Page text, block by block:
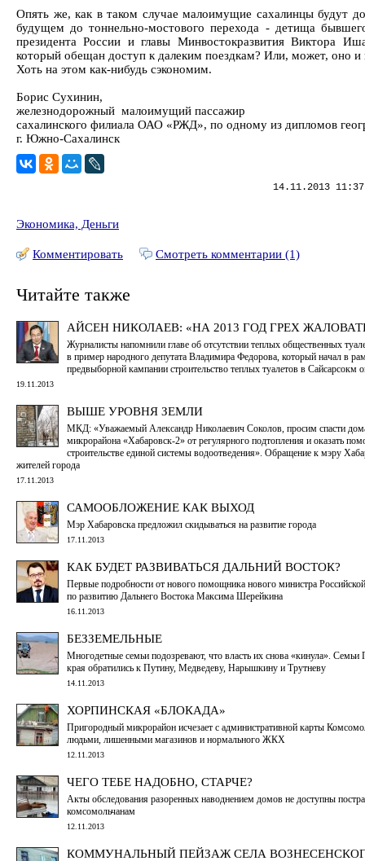
Опять же, как в таком случае малоимущие сахалинцы будут
будущем до тоннельно-мостового перехода - детища
президента России и главы Минвостокразвития Виктора
который обещан доступ к далеким поездкам? Или, может, оно
Хоть на этом как-нибудь сэкономим.
Борис Сухинин,
железнодорожный малоимущий пассажир
сахалинского филиала ОАО «РЖД», по одному из дипломов
г. Южно-Сахалинск
14.11.2013
Экономика, Деньги
Комментировать Смотреть комментарии (1)
Читайте также
АЙСЕН НИКОЛАЕВ: «НА 2013 ГОД ГРЕХ
Журналисты напомнили главе об отсутствии теплых общественных
в пример народного депутата Владимира Федорова, который начал в
предвыборной кампании строительство теплых туалетов в Сайсарсокм
19.11.2013
ВЫШЕ УРОВНЯ ЗЕМЛИ
МКД: «Уважаемый Александр Николаевич Соколов, просим спасти
микрорайона «Хабаровск-2» от регулярного подтопления и оказать
строительстве единой системы водоотведения». Обращение к мэру
жителей города
17.11.2013
САМООБЛОЖЕНИЕ КАК ВЫХОД
Мэр Хабаровска предложил скидываться на развитие города
17.11.2013
КАК БУДЕТ РАЗВИВАТЬСЯ ДАЛЬНИЙ ВОСТОК?
Первые подробности от нового помощника нового министра
по развитию Дальнего Востока Максима Шерейкина
16.11.2013
БЕЗЗЕМЕЛЬНЫЕ
Многодетные семьи подозревают, что власть их снова «кинула». Семьи
края обратились к Путину, Медведеву, Нарышкину и Трутневу
14.11.2013
ХОРПИНСКАЯ «БЛОКАДА»
Пригородный микрорайон исчезает с административной карты
людьми, лишенными магазинов и нормального ЖКХ
12.11.2013
ЧЕГО ТЕБЕ НАДОБНО, СТАРЧЕ?
Акты обследования разоренных наводнением домов не доступны
комсомольчанам
12.11.2013
КОММУНАЛЬНЫЙ ПЕЙЗАЖ СЕЛА